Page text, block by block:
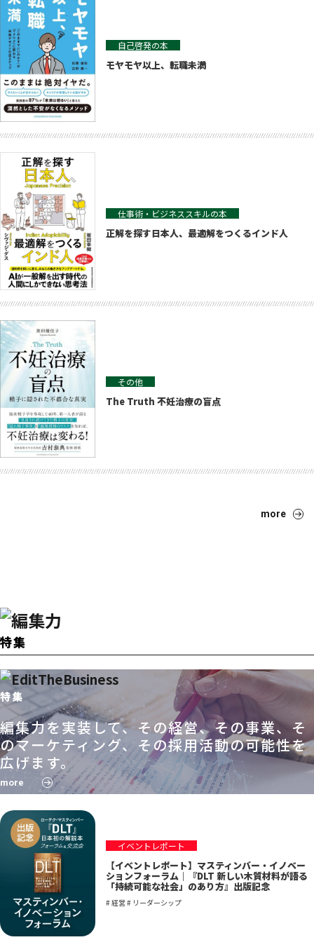
自己啓発の本
モヤモヤ以上、転職未満
仕事術・ビジネススキルの本
正解を探す日本人、最適解をつくるインド人
その他
The Truth 不妊治療の盲点
more
特集
特集
編集力を実装して、その経営、その事業、そ
のマーケティング、その採用活動の可能性を
広げます。
more
イベントレポート
【イベントレポート】マスティンバー・イノベー
ションフォーラム｜『DLT 新しい木質材料が語る
「持続可能な社会」のあり方』出版記念
# 経営 # リーダーシップ